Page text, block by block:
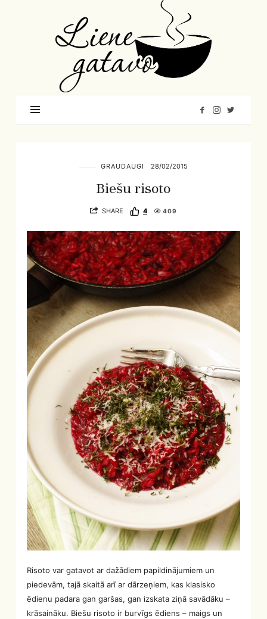
Gatavo
–
Mana
garšu
pasaule
GRAUDAUGI 28/02/2015
Biešu risoto
SHARE 4 409
Risoto var gatavot ar dažādiem papildinājumiem un
piedevām, tajā skaitā arī ar dārzeņiem, kas klasisko
ēdienu padara gan garšas, gan izskata ziņā savādāku –
krāsaināku. Biešu risoto ir burvīgs ēdiens – maigs un